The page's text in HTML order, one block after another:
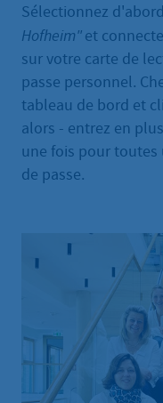
Sélectionnez
Hofheim"et
sur votre carte de
passe personnel.
tableau de bord et
alors - entrez en
une fois pour
de passe.